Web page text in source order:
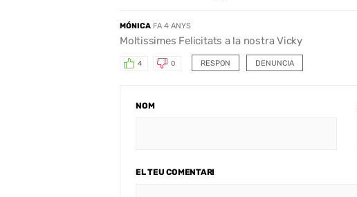
MÓNICA FA 4 ANYS
Moltissimes Felicitats a la nostra Vicky
RESPON
4 0 DENUNCIA
NOM
EL TEU COMENTARI